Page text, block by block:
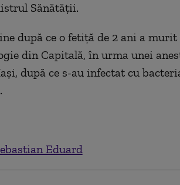
Sănătăţii.
după ce o fetiţă de 2 ani a
din Capitală, în urma unei
după ce s-au infectat cu
Eduard